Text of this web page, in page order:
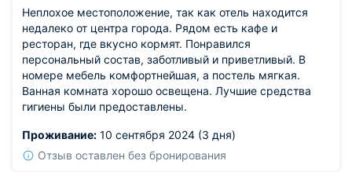
Неплохое местоположение, так как отель находится
недалеко от центра города. Рядом есть кафе и
ресторан, где вкусно кормят. Понравился
персональный состав, заботливый и приветливый. В
номере мебель комфортнейшая, а постель мягкая.
Ванная комната хорошо освещена. Лучшие средства
гигиены были предоставлены.
Проживание: 10 сентября 2024 (3 дня)
Отзыв оставлен без бронирования